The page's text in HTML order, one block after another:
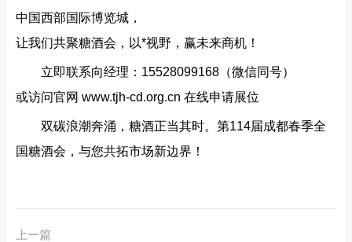
中国西部国际博览城，
让我们共聚糖酒会，以*视野，赢未来商机！
立即联系向经理：15528099168（微信同号）
或访问官网 www.tjh-cd.org.cn 在线申请展位
双碳浪潮奔涌，糖酒正当其时。第114届成都春季全
国糖酒会，与您共拓市场新边界！
上一篇